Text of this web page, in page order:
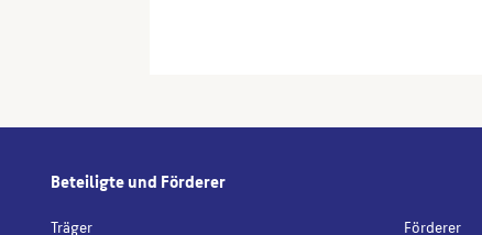
Beteiligte und Förderer
Träger Förderer